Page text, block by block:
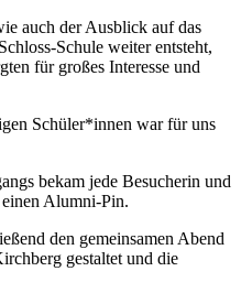
auch der Ausblick auf das
Schule weiter entsteht,
für großes Interesse und
Schüler*innen war für uns
bekam jede Besucherin und
Alumni-Pin.
den gemeinsamen Abend
gestaltet und die